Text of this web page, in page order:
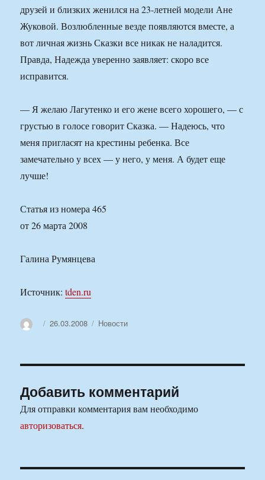
друзей и близких женился на 23-летней модели Ане
Жуковой. Возлюбленные везде появляются вместе, а
вот личная жизнь Сказки все никак не наладится.
Правда, Надежда уверенно заявляет: скоро все
исправится.
— Я желаю Лагутенко и его жене всего хорошего, — с
грустью в голосе говорит Сказка. — Надеюсь, что
меня пригласят на крестины ребенка. Все
замечательно у всех — у него, у меня. А будет еще
лучше!
Статья из номера 465
от 26 марта 2008
Галина Румянцева
Источник:tden.ru
АвторОпубликовано
26.03.2008 Рубрики
Новости
Добавить комментарий
Для отправки комментария вам необходимо
авторизоваться.